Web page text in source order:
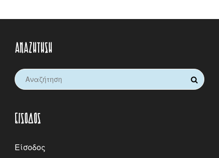
ΑΝΑΖΉΤΗΣΗ
Search
for:
SEARCH
ΕΊΣΟΔΟΣ
Είσοδος